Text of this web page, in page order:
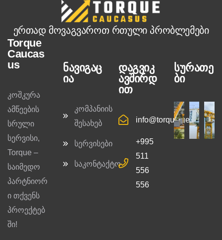
ერთად მოვაგვაროთ რთული პრობლემები
Torque
Caucas
us
კოშკურა
ამწეების
სრული
სერვისი,
Torque –
საიმედო
პარტნიორ
ი თქვენს
პროექტებ
ში!
ნავიგაც
ია
კომპანიის
შესახებ
სერვისები
საკონტაქტო
დაგვიკ
ავშირდ
ით
info@torque.ge
+995
511
556
556
სურათე
ბი